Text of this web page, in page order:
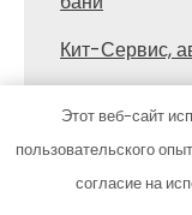
Кит-Сервис,
Климат
Клин,
Этот веб-сайт
пользовательского
согласие на